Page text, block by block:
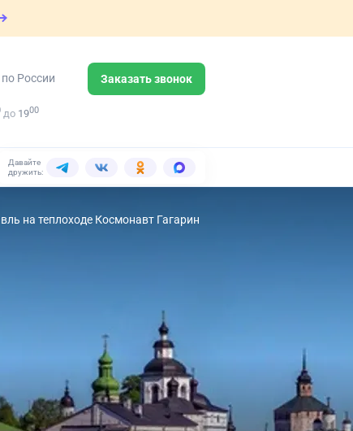
России Заказать звонок
до 1900
Давайте
дружить:
на теплоходе Космонавт Гагарин